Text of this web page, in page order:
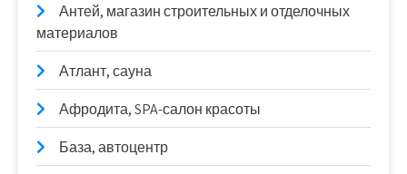
Антей, магазин строительных и отделочных
материалов
Атлант, сауна
Афродита, SPA-салон красоты
База, автоцентр